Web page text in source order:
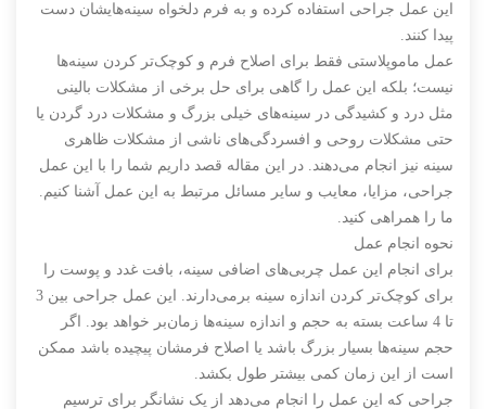
این عمل جراحی استفاده کرده و به فرم دلخواه سینه‌هایشان دست
پیدا کنند.
عمل ماموپلاستی فقط برای اصلاح فرم و کوچک‌تر کردن سینه‌ها
نیست؛ بلکه این عمل را گاهی برای حل برخی از مشکلات بالینی
مثل درد و کشیدگی در سینه‌های خیلی بزرگ و مشکلات درد گردن یا
حتی مشکلات روحی و افسردگی‌های ناشی از مشکلات ظاهری
سینه نیز انجام می‌دهند. در این مقاله قصد داریم شما را با این عمل
جراحی، مزایا، معایب و سایر مسائل مرتبط به این عمل آشنا کنیم.
ما را همراهی کنید.
نحوه انجام عمل
برای انجام این عمل چربی‌های اضافی سینه، بافت غدد و پوست را
برای کوچک‌تر کردن اندازه سینه برمی‌دارند. این عمل جراحی بین 3
تا 4 ساعت بسته به حجم و اندازه سینه‌ها زمان‌بر خواهد بود. اگر
حجم سینه‌ها بسیار بزرگ باشد یا اصلاح فرمشان پیچیده باشد ممکن
است از این زمان کمی بیشتر طول بکشد.
جراحی که این عمل را انجام می‌دهد از یک نشانگر برای ترسیم